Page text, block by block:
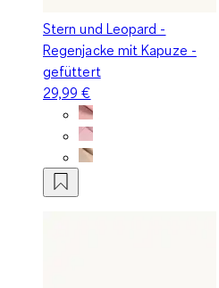
Stern und Leopard -
Regenjacke mit Kapuze -
gefüttert
29,99 €